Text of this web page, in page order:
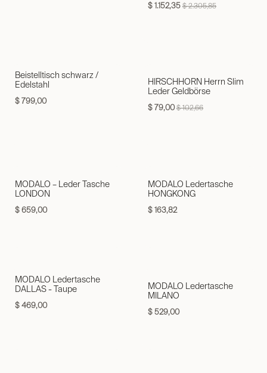
$1.152,35 $2.305,85
Beistelltisch schwarz /
Edelstahl
$799,00
HIRSCHHORN Herrn Slim
Leder Geldbörse
$79,00 $102,66
MODALO – Leder Tasche
LONDON
$659,00
MODALO Ledertasche
HONGKONG
$163,82
MODALO Ledertasche
DALLAS - Taupe
$469,00
MODALO Ledertasche
MILANO
$529,00